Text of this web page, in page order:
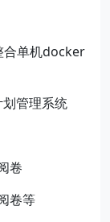
合单机docker
管理系统
卷
卷等